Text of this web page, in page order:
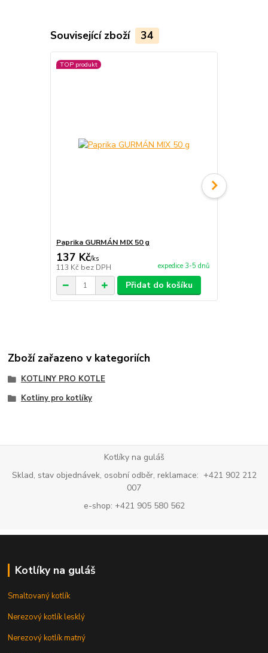
Související zboží 34
TOP produkt
Paprika GURMÁN MIX 50 g
137 Kč/ks
113 Kč bez DPH expedice 3-5 dnů
Přidat do košíku
Zboží zařazeno v kategoriích
KOTLINY PRO KOTLE
Kotliny pro kotlíky
Kotlíky na guláš
Sklad, stav objednávek, osobní odběr, reklamace: +421 902 212
007
e-shop: +421 905 580 562
Kotlíky na guláš
Smaltovaný kotlík
Nerezový kotlík lesklý
Nerezový kotlík matný